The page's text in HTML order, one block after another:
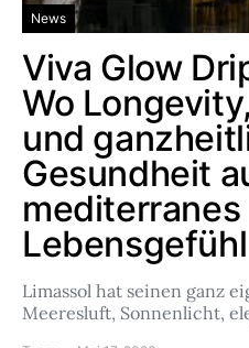
News
Viva Glow
Wo
und
Gesundheit
mediterranes
Limassol hat seinen ganz
Meeresluft, Sonnenlicht,